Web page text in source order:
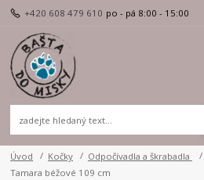
+420 608 479 610 po - pá 8:00 - 15:00
Úvod Kočky Odpočívadla a škrabadla
Tamara béžové 109 cm